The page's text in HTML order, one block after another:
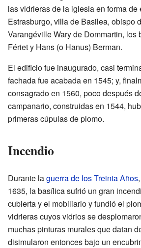
las vidrieras de la iglesia en forma
Estrasburgo, villa de Basilea, obispo
Varangéville Wary de Dommartin, los
Fériet y Hans (o Hanus) Berman.
El edificio fue inaugurado, casi
fachada fue acabada en 1545; y,
consagrado en 1560, poco después
campanario, construidas en 1544,
primeras cúpulas de plomo.
Incendio
Durante laguerra de los Treinta Años
1635, la basílica sufrió un gran
cubierta y el mobiliario y fundió el
vidrieras cuyos vidrios se
muchas pinturas murales que datan
disimularon entonces bajo un